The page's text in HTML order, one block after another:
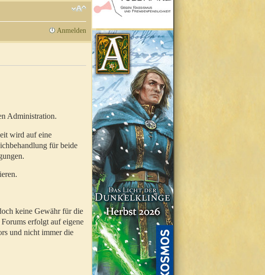
Anmelden
Administration.
wird auf eine
für beide
keine Gewähr für die
erfolgt auf eigene
und nicht immer die